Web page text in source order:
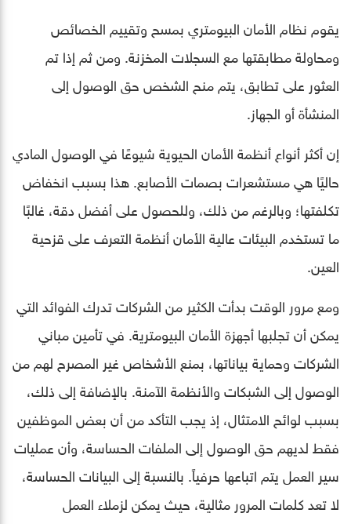
يقوم نظام الأمان البيومتري بمسح وتقييم الخصائص
ومحاولة مطابقتها مع السجلات المخزنة. ومن ثم إذا تم
العثور على تطابق، يتم منح الشخص حق الوصول إلى
المنشأة أو الجهاز.
إن أكثر أنواع أنظمة الأمان الحيوية شيوعًا في الوصول المادي
حاليًا هي مستشعرات بصمات الأصابع. هذا بسبب انخفاض
تكلفتها؛ وبالرغم من ذلك، وللحصول على أفضل دقة، غالبًا
ما تستخدم البيئات عالية الأمان أنظمة التعرف على قزحية
العين.
ومع مرور الوقت بدأت الكثير من الشركات تدرك الفوائد التي
يمكن أن تجلبها أجهزة الأمان البيومترية. في تأمين مباني
الشركات وحماية بياناتها، بمنع الأشخاص غير المصرح لهم من
الوصول إلى الشبكات والأنظمة الآمنة. بالإضافة إلى ذلك،
بسبب لوائح الامتثال، إذ يجب التأكد من أن بعض الموظفين
فقط لديهم حق الوصول إلى الملفات الحساسة، وأن عمليات
سير العمل يتم اتباعها حرفياً. بالنسبة إلى البيانات الحساسة،
لا تعد كلمات المرور مثالية، حيث يمكن لزملاء العمل